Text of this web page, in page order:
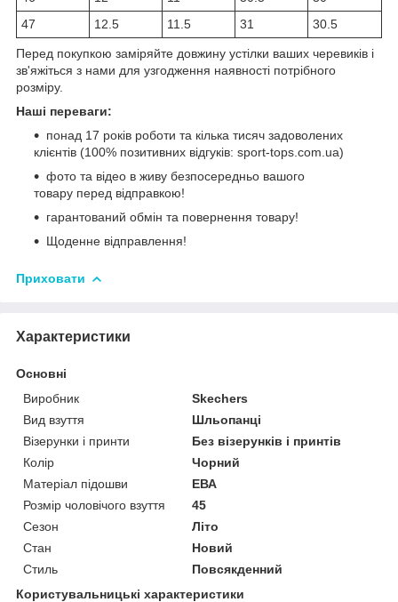
47
12.5 11.5 31 30.5
Перед покупкою заміряйте довжину устілки ваших черевиків і
зв'яжіться з нами для узгодження наявності потрібного
розміру.
Наші переваги:
понад 17 років роботи та кілька тисяч задоволених
клієнтів (100% позитивних відгуків: sport-tops.com.ua)
фото та відео в живу безпосередньо вашого
товару перед відправкою!
гарантований обмін та повернення товару!
Щоденне відправлення!
Приховати
Характеристики
Основні
Виробник
Skechers
Вид взуття
Шльопанці
Візерунки і принти
Без візерунків і принтів
Колір
Чорний
Матеріал підошви
ЕВА
Розмір чоловічого взуття
45
Сезон
Літо
Стан
Новий
Стиль
Повсякденний
Користувальницькі характеристики